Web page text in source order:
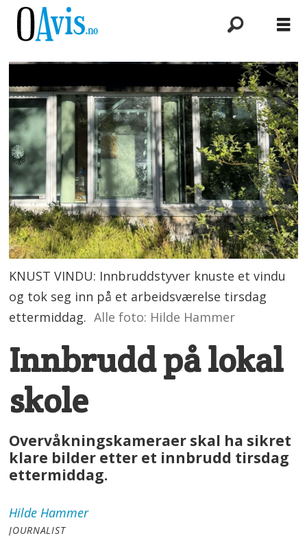
KNUST VINDU: Innbruddstyver knuste et vindu
og tok seg inn på et arbeidsværelse tirsdag
ettermiddag. Alle foto: Hilde Hammer
Innbrudd på lokal
skole
Overvåkningskameraer skal ha sikret
klare bilder etter et innbrudd tirsdag
ettermiddag.
Hilde Hammer
JOURNALIST